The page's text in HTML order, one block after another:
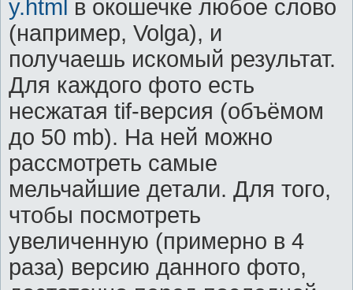
y.html в окошечке любое слово
(например, Volga), и
получаешь искомый результат.
Для каждого фото есть
несжатая tif-версия (объёмом
до 50 mb). На ней можно
рассмотреть самые
мельчайшие детали. Для того,
чтобы посмотреть
увеличенную (примерно в 4
раза) версию данного фото,